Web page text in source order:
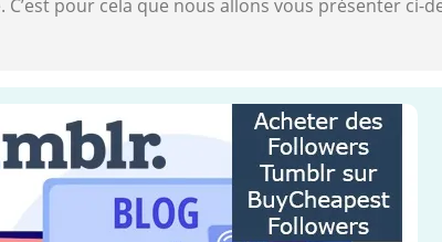
C’est pour cela que nous allons vous présenter ci-